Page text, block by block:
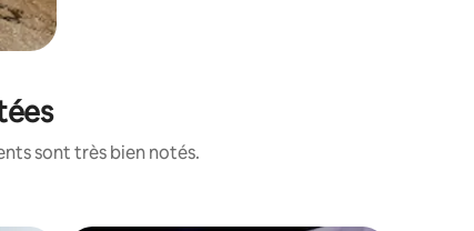
sont très bien notés.